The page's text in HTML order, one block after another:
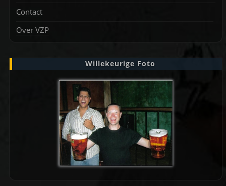
Contact
Over VZP
Willekeurige Foto